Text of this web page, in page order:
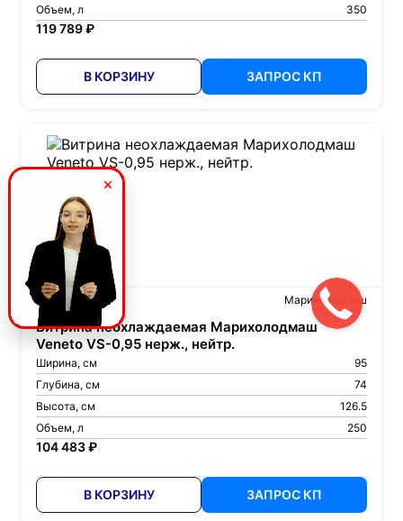
Объем, л
350
119 789 ₽
В КОРЗИНУ ЗАПРОС КП
Артикул: 24655 Марихолодмаш
Витрина неохлаждаемая Марихолодмаш
Veneto VS-0,95 нерж., нейтр.
Ширина, см
95
Глубина, см
74
Высота, см
126.5
Объем, л
250
104 483 ₽
В КОРЗИНУ ЗАПРОС КП